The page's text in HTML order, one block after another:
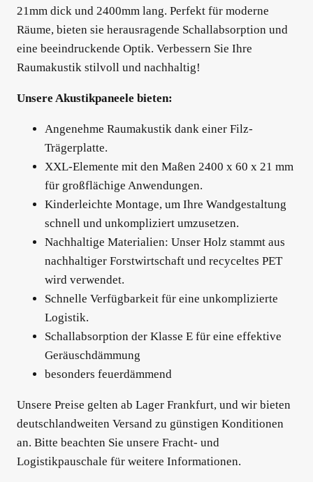
21mm dick und 2400mm lang. Perfekt für moderne
Räume, bieten sie herausragende Schallabsorption und
eine beeindruckende Optik. Verbessern Sie Ihre
Raumakustik stilvoll und nachhaltig!
Unsere Akustikpaneele bieten:
Angenehme Raumakustik dank einer Filz-
Trägerplatte.
XXL-Elemente mit den Maßen 2400 x 60 x 21 mm
für großflächige Anwendungen.
Kinderleichte Montage, um Ihre Wandgestaltung
schnell und unkompliziert umzusetzen.
Nachhaltige Materialien: Unser Holz stammt aus
nachhaltiger Forstwirtschaft und recyceltes PET
wird verwendet.
Schnelle Verfügbarkeit für eine unkomplizierte
Logistik.
Schallabsorption der Klasse E für eine effektive
Geräuschdämmung
besonders feuerdämmend
Unsere Preise gelten ab Lager Frankfurt, und wir bieten
deutschlandweiten Versand zu günstigen Konditionen
an. Bitte beachten Sie unsere Fracht- und
Logistikpauschale für weitere Informationen.